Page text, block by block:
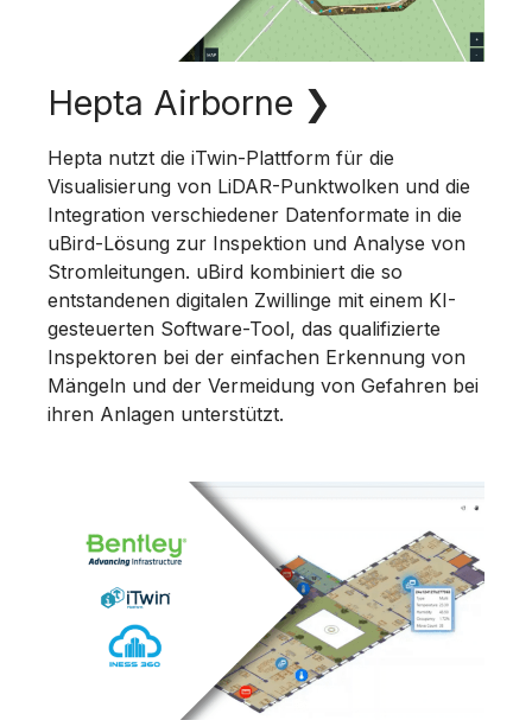
Hepta Airborne ❯
Hepta nutzt die iTwin-Plattform für die
Visualisierung von LiDAR-Punktwolken und die
Integration verschiedener Datenformate in die
uBird-Lösung zur Inspektion und Analyse von
Stromleitungen. uBird kombiniert die so
entstandenen digitalen Zwillinge mit einem KI-
gesteuerten Software-Tool, das qualifizierte
Inspektoren bei der einfachen Erkennung von
Mängeln und der Vermeidung von Gefahren bei
ihren Anlagen unterstützt.